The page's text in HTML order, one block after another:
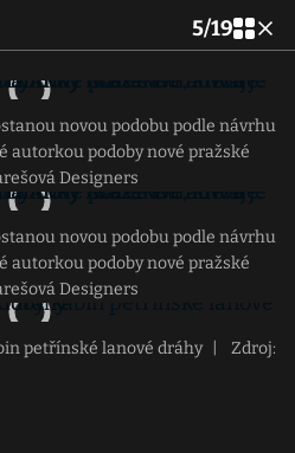
5/19
novou podobu podle návrhu
autorkou podoby nové pražské
Designers
novou podobu podle návrhu
autorkou podoby nové pražské
Designers
petřínské lanové dráhy
Zdroj: